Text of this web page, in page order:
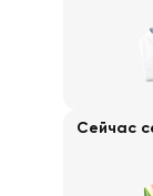
Сейчас